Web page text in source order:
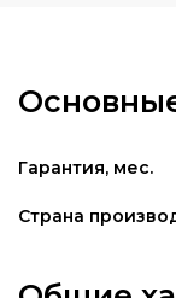
Гарантия, мес.
Страна